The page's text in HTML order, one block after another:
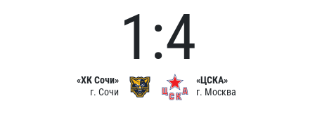
«ХК Сочи»
г. Сочи
1:4
«ЦСКА»
г. Москва